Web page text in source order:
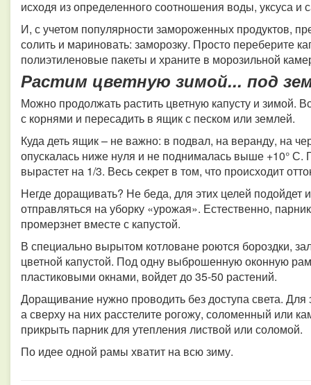
исходя из определенного соотношения воды, уксуса и
И, с учетом популярности замороженных продуктов,
солить и мариновать: заморозку. Просто переберите
полиэтиленовые пакеты и храните в морозильной
Растим цветную зимой... под
Можно продолжать растить цветную капусту и зимой.
с корнями и пересадить в ящик с песком или землей.
Куда деть ящик – не важно: в подвал, на веранду, на
опускалась ниже нуля и не поднималась выше +10° С.
вырастет на 1/3. Весь секрет в том, что происходит
Негде доращивать? Не беда, для этих целей подойдет
отправляться на уборку «урожая». Естественно,
промерзнет вместе с капустой.
В специально вырытом котловане роются бороздки,
цветной капустой. Под одну выброшенную оконную
пластиковыми окнами, войдет до 35-50 растений.
Доращивание нужно проводить без доступа света.
а сверху на них расстелите рогожу, соломенный или
прикрыть парник для утепления листвой или соломой.
По идее одной рамы хватит на всю зиму.